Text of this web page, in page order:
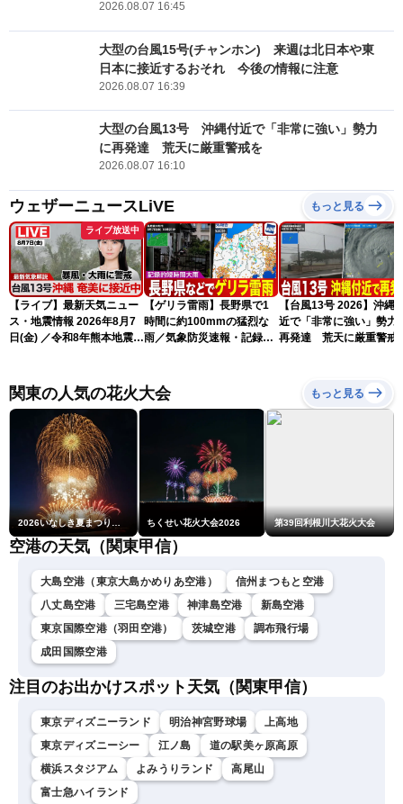
2026.08.07 16:45
大型の台風15号(チャンホン) 来週は北日本や東
日本に接近するおそれ 今後の情報に注意
2026.08.07 16:39
大型の台風13号 沖縄付近で「非常に強い」勢力
に再発達 荒天に厳重警戒を
2026.08.07 16:10
ウェザーニュースLiVE もっと見る
ライブ放送中
【ライブ】最新天気ニュー
ス・地震情報 2026年8月7
日(金) ／令和8年熊本地震情
ーン・駒木結衣／内藤邦
裕〉
【ゲリラ雷雨】長野県で1
時間に約100mmの猛烈な
雨／気象防災速報・記録的
【台風13号 2026】沖縄
近で「非常に強い」勢力
再発達 荒天に厳重警戒
関東の人気の花火大会 もっと見る
ちくせい花火大会2026 第39回利根川大花火大会
空港の天気（関東甲信）
大島空港（東京大島かめりあ空港）
信州まつもと空港
八丈島空港
三宅島空港 神津島空港
新島空港
東京国際空港（羽田空港）
茨城空港
調布飛行場
成田国際空港
注目のお出かけスポット天気（関東甲信）
東京ディズニーランド 明治神宮野球場
上高地
東京ディズニーシー
江ノ島
道の駅美ヶ原高原
横浜スタジアム
よみうりランド
高尾山
富士急ハイランド